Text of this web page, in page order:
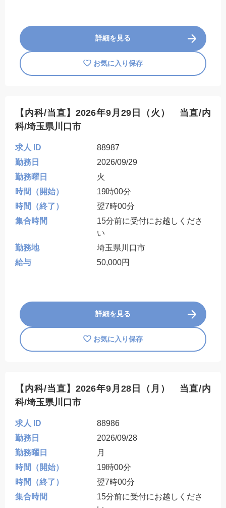
詳細を見る
お気に入り保存
【内科/当直】2026年9月29日（火） 当直/内
科/埼玉県川口市
求人 ID
88987
勤務日
2026/09/29
勤務曜日
火
時間（開始）
19時00分
時間（終了）
翌7時00分
集合時間
15分前に受付にお越しくださ
い
勤務地
埼玉県川口市
給与
50,000円
詳細を見る
お気に入り保存
【内科/当直】2026年9月28日（月） 当直/内
科/埼玉県川口市
求人 ID
88986
勤務日
2026/09/28
勤務曜日
月
時間（開始）
19時00分
時間（終了）
翌7時00分
集合時間
15分前に受付にお越しくださ